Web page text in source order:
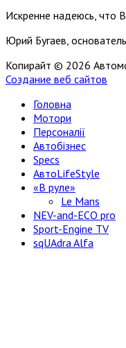
Искренне надеюсь, что
Юрий Бугаев,
Копирайт © 2026
Создание веб сайтов
Головна
Мотори
Персоналії
Автобізнес
Specs
АвтоLifeStyle
«В руле»
Le Mans
NEV-and-ECO pro
Sport-Engine TV
sqUAdra Alfa